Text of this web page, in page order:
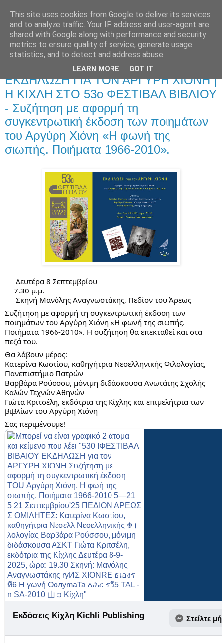
Πέμπτη 28 Αυγούστου 2025
ΕΚΔΗΛΩΣΗ ΓΙΑ ΤΟΝ ΑΡΓΥΡΗ ΧΙΟΝΗ |
Η ΚΙΧΛΗ ΣΤΟ 53ο ΦΕΣΤΙΒΑΛ ΒΙΒΛΙΟΥ
- Συζήτηση με αφορμή τη
συγκεντρωτική έκδοση των ποιημάτων
του Αργύρη Χιόνη «Η φωνή της
σιωπής. Ποιήματα 1966-2010».
Δευτέρα 8 Σεπτεμβρίου
7.30 μ.μ.
Σκηνή Μανόλης Αναγνωστάκης, Πεδίον του Άρεως
Συζήτηση με αφορμή τη συγκεντρωτική έκδοση των
ποιημάτων του Αργύρη Χιόνη «Η φωνή της σιωπής.
Ποιήματα 1966-2010». Η συζήτηση θα επεκταθεί και στα
πεζά του.
Θα λάβουν μέρος:
Κατερίνα Κωστίου, καθηγήτρια Νεοελληνικής Φιλολογίας,
Πανεπιστήμιο Πατρών
Βαρβάρα Ρούσσου, μόνιμη διδάσκουσα Ανωτάτης Σχολής
Καλών Τεχνών Αθηνών
Γιώτα Κριτσέλη, εκδότρια της Κίχλης και επιμελήτρια των
βιβλίων του Αργύρη Χιόνη
Σας περιμένουμε!
Εκδόσεις Κίχλη Kichli Publishing Στείλτε
This site uses cookies from Google to deliver its services
and to analyze traffic. Your IP address and user-agent are
shared with Google along with performance and security
metrics to ensure quality of service, generate usage
statistics, and to detect and address abuse.
LEARN MORE GOT IT